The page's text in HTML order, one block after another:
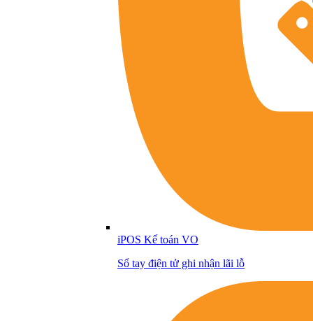
iPOS Kế toán VO
Sổ tay điện tử ghi nhận lãi lỗ